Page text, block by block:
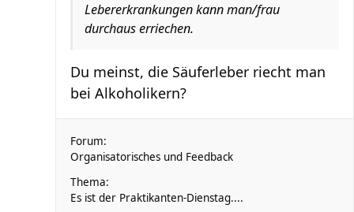
Lebererkrankungen kann man/frau
durchaus erriechen.
Du meinst, die Säuferleber riecht man
bei Alkoholikern?
Forum:
Organisatorisches und Feedback
Thema:
Es ist der Praktikanten-Dienstag....